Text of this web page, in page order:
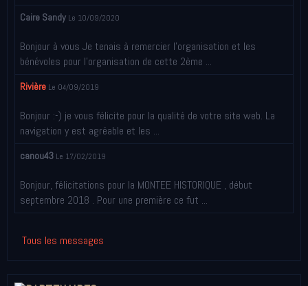
Caire Sandy Le 10/09/2020
Bonjour à vous Je tenais à remercier l’organisation et les
bénévoles pour l’organisation de cette 2ème ...
Rivière Le 04/09/2019
Bonjour :-) je vous félicite pour la qualité de votre site web. La
navigation y est agréable et les ...
canou43 Le 17/02/2019
Bonjour, félicitations pour la MONTEE HISTORIQUE , début
septembre 2018 . Pour une première ce fut ...
Tous les messages